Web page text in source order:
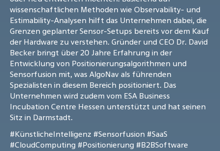
wissenschaftlichen Methoden wie Observability- und
Estimability-Analysen hilft das Unternehmen dabei, die
Grenzen geplanter Sensor-Setups bereits vor dem Kauf
der Hardware zu verstehen. Gründer und CEO Dr. David
Becker bringt über 20 Jahre Erfahrung in der
Entwicklung von Positionierungsalgorithmen und
Sensorfusion mit, was AlgoNav als führenden
Spezialisten in diesem Bereich positioniert. Das
Unternehmen wird zudem vom ESA Business
Incubation Centre Hessen unterstützt und hat seinen
Sitz in Darmstadt.
#KünstlicheIntelligenz #Sensorfusion #SaaS
#CloudComputing #Positionierung #B2BSoftware